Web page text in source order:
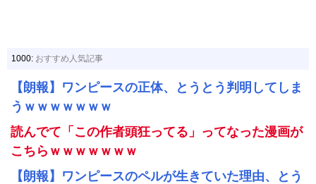
1000: おすすめ人気記事
【朗報】ワンピースの正体、とうとう判明してしま
うｗｗｗｗｗｗｗ
読んでて「この作者頭狂ってる」ってなった漫画が
こちらｗｗｗｗｗｗｗ
【朗報】ワンピースのペルが生きていた理由、とう